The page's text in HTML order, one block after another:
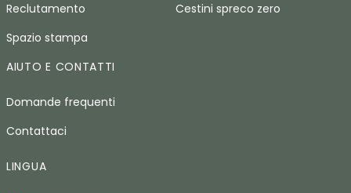
Reclutamento
Spazio stampa
Cestini spreco zero
AIUTO E CONTATTI
Domande frequenti
Contattaci
LINGUA